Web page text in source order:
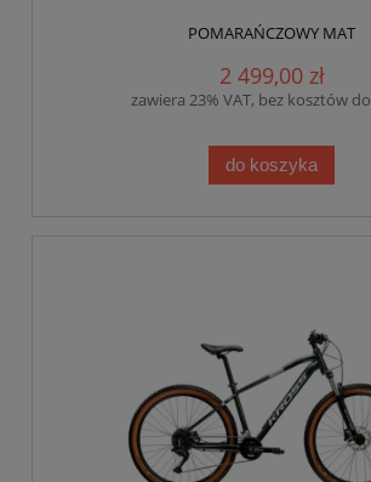
POMARAŃCZOWY MAT
2 499,00 zł
zawiera 23% VAT, bez kosztów
do koszyka